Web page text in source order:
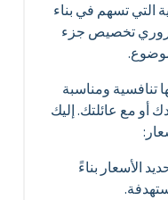
التي تسهم في بناء
تخصيص جزء
تنافسية ومناسبة
أو مع عائلتك. إليك
الأسعار بناءً